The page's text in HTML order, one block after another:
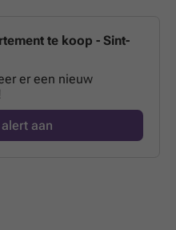
te koop - Sint-
er een nieuw
aan